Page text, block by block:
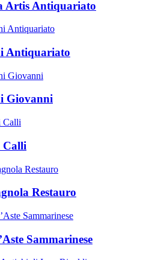
Artis Antiquariato
Antiquariato
Giovanni
Calli
Restauro
Sammarinese